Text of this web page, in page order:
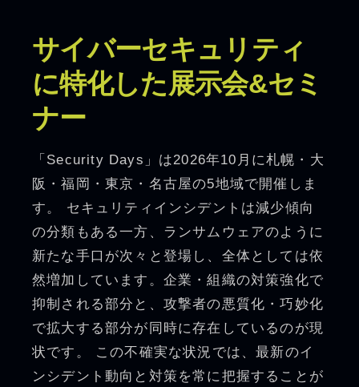
サイバーセキュリティ
に特化した展示会&セミ
ナー
「Security Days」は2026年10月に札幌・大
阪・福岡・東京・名古屋の5地域で開催しま
す。 セキュリティインシデントは減少傾向
の分類もある一方、ランサムウェアのように
新たな手口が次々と登場し、全体としては依
然増加しています。企業・組織の対策強化で
抑制される部分と、攻撃者の悪質化・巧妙化
で拡大する部分が同時に存在しているのが現
状です。 この不確実な状況では、最新のイ
ンシデント動向と対策を常に把握することが